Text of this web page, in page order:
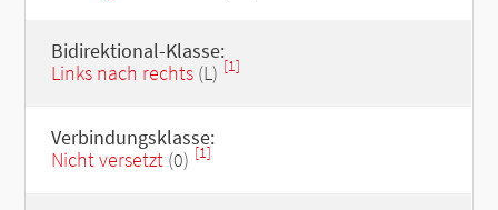
Bidirektional-Klasse:
Links nach rechts(L) [1]
Verbindungsklasse:
Nicht versetzt(0) [1]